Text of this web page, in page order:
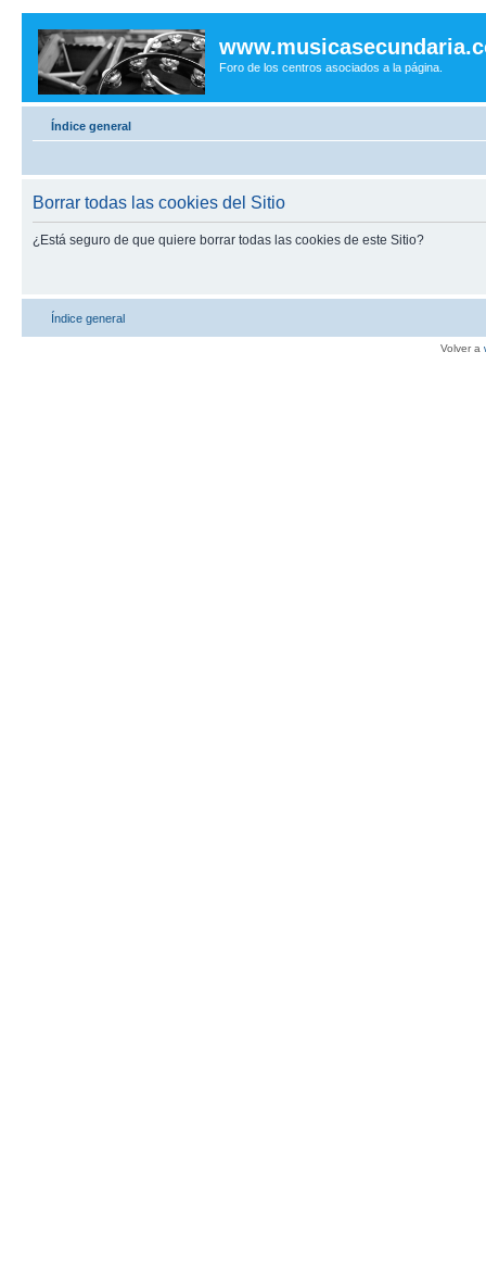
Foro de los centros asociados a la página.
Índice general
Borrar todas las cookies del Sitio
¿Está seguro de que quiere borrar todas las cookies de este Sitio?
Índice general
Volver a